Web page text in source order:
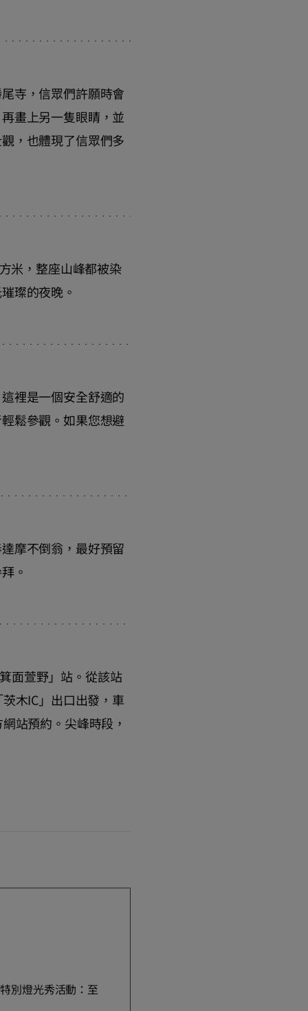
寺，信眾們許願時會
畫上另一隻眼睛，並
，也體現了信眾們多
米，整座山峰都被染
璨的夜晚。
裡是一個安全舒適的
鬆參觀。如果您想避
摩不倒翁，最好預留
。
面萱野」站。從該站
木IC」出口出發，車
站預約。尖峰時段，
別燈光秀活動：至